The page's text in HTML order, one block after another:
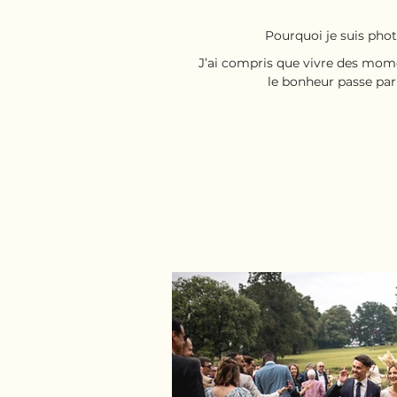
Pourquoi je suis
J’ai compris que vivre des
le bonheur passe